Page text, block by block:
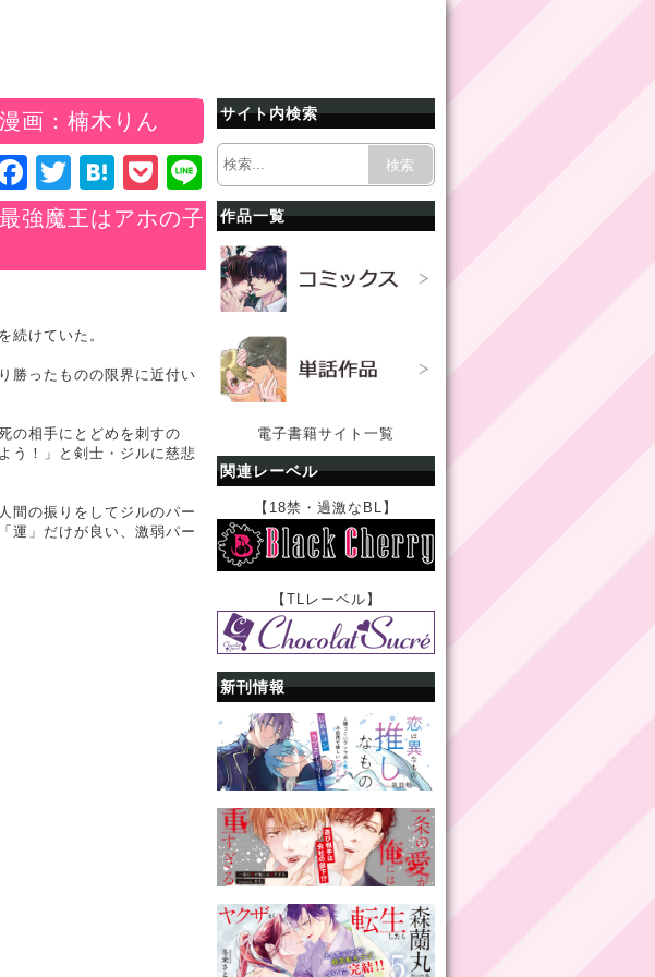
漫画：楠木りん
Facebook
Twitter
Hatena
Pocket
Line
強魔王はアホの子
続けていた。
勝ったものの限界に近付い
の相手にとどめを刺すの
う！」と剣士・ジルに慈悲
間の振りをしてジルのパー
運」だけが良い、激弱パー
サイト内検索
検索
作品一覧
電子書籍サイト一覧
関連レーベル
【18禁・過激なBL】
【TLレーベル】
新刊情報